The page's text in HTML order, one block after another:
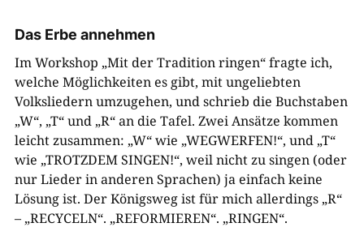
Das Erbe annehmen
Im Workshop „Mit der Tradition ringen“ fragte ich,
welche Möglichkeiten es gibt, mit ungeliebten
Volksliedern umzugehen, und schrieb die Buchstaben
„W“, „T“ und „R“ an die Tafel. Zwei Ansätze kommen
leicht zusammen: „W“ wie „WEGWERFEN!“, und „T“
wie „TROTZDEM SINGEN!“, weil nicht zu singen (oder
nur Lieder in anderen Sprachen) ja einfach keine
Lösung ist. Der Königsweg ist für mich allerdings „R“
– „RECYCELN“. „REFORMIEREN“. „RINGEN“.